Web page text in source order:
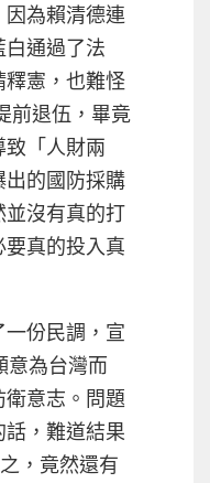
為賴清德連
通過了法
憲，也難怪
前退伍，畢竟
「人財兩
的國防採購
沒有真的打
真的投入真
份民調，宣
意為台灣而
意志。問題
，難道結果
，竟然還有